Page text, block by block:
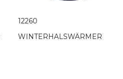
12260
WINTERHALSWÄRMER